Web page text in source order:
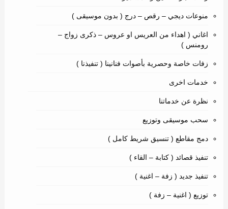
منوعات ديجي – رقص – درج ( بدون موسيقى )
اغاني ( اهداء من العريس او عروس – ذكرى زواج –
رومنس )
زفات خاصة وحصرية بأصوات فنانينا ( تنفيذنا )
خدمات اخرى
نظرة عن خدماتنا
سحب موسيقى وتوزيع
دمج مقاطع ( تنسيق شريط كامل )
تنفيذ قصائد ( كتابة – القاء )
تنفيذ جديد ( زفة – اغنية )
توزيع ( اغنية – زفة )